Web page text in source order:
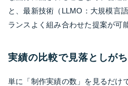
と、最新技術（LLMO：大規模言
ランスよく組み合わせた提案が可
実績の比較で見落としが
単に「制作実績の数」を見るだけ